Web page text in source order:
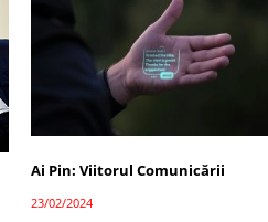
Ai Pin: Viitorul Comunicării
23/02/2024